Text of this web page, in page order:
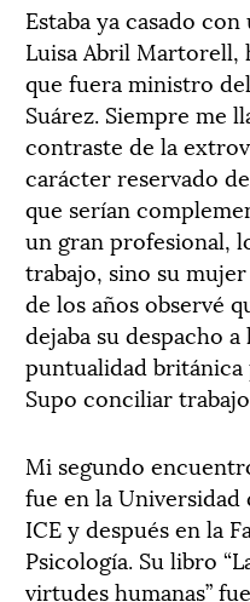
Estaba ya casado
Luisa Abril Martorell,
que fuera ministro
Suárez. Siempre me
contraste de la
carácter reservado
que serían
un gran profesional,
trabajo, sino su
de los años observé
dejaba su despacho
puntualidad británica
Supo conciliar
Mi segundo
fue en la
ICE y después en la
Psicología. Su libro
virtudes humanas”